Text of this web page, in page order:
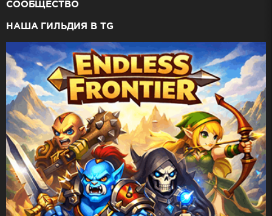
СООБЩЕСТВО
НАША ГИЛЬДИЯ В TG